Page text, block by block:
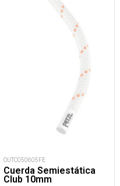
OUTC050605FE
Cuerda Semiestática
Club 10mm